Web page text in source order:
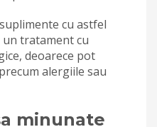
cu astfel
un tratament cu
deoarece pot
alergiile sau
minunate